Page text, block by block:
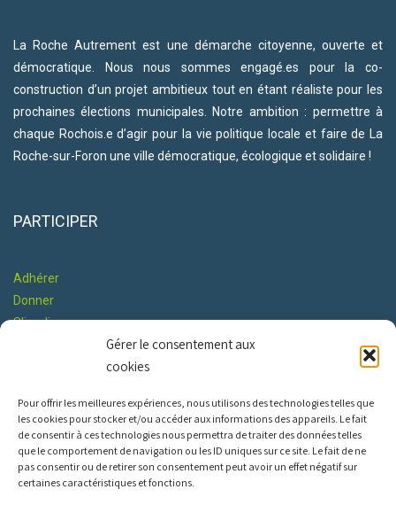
Gérer le consentement aux
cookies
Pour offrir les meilleures expériences, nous utilisons des technologies telles que
les cookies pour stocker et/ou accéder aux informations des appareils. Le fait
de consentir à ces technologies nous permettra de traiter des données telles
que le comportement de navigation ou les ID uniques sur ce site. Le fait de ne
pas consentir ou de retirer son consentement peut avoir un effet négatif sur
certaines caractéristiques et fonctions.
La Roche Autrement est une démarche citoyenne, ouverte et
démocratique. Nous nous sommes engagé.es pour la co-
construction d’un projet ambitieux tout en étant réaliste pour les
prochaines élections municipales. Notre ambition : permettre à
chaque Rochois.e d’agir pour la vie politique locale et faire de La
Roche-sur-Foron une ville démocratique, écologique et solidaire !
PARTICIPER
Adhérer
Donner
S'impliquer
Co-construire le Programme
RESTONS EN CONTACT